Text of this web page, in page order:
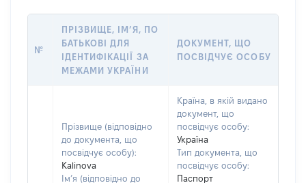
№
ПРІЗВИЩЕ, ІМ’Я, ПО
БАТЬКОВІ ДЛЯ
ІДЕНТИФІКАЦІЇ ЗА
МЕЖАМИ УКРАЇНИ
ДОКУМЕНТ, ЩО
ПОСВІДЧУЄ ОСОБУ
Прізвище (відповідно
до документа, що
посвідчує особу):
Kalinova
Ім’я (відповідно до
Країна, в якій видано
документ, що
посвідчує особу:
Україна
Тип документа, що
посвідчує особу:
Паспорт